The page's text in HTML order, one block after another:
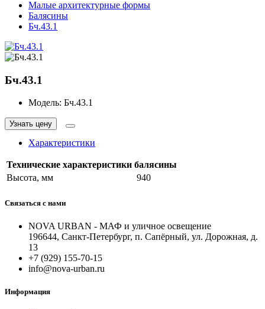
Малые архитектурные формы
Балясины
Бч.43.1
Бч.43.1
Модель: Бч.43.1
Узнать цену
Характеристики
Технические характеристики балясины
Высота, мм
940
Связаться с нами
NOVA URBAN - МАФ и уличное освещение
196644, Санкт-Петербург, п. Сапёрный, ул. Дорожная, д.
13
+7 (929) 155-70-15
info@nova-urban.ru
Информация